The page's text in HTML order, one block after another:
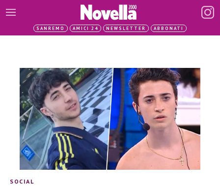
SANREMO AMICI 24 NEWSLETTER ABBONATI
SOCIAL